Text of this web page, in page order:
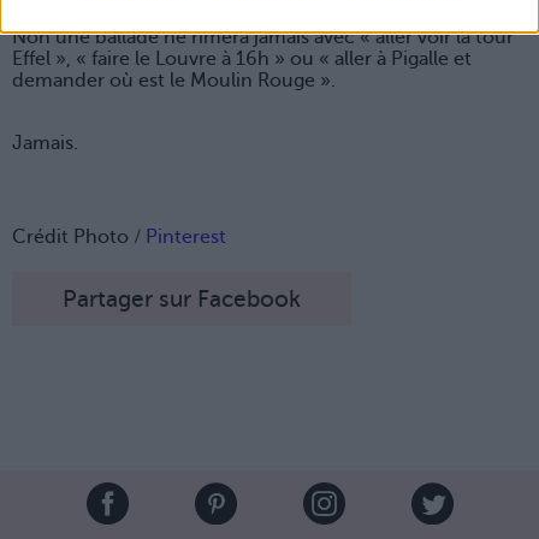
Non une ballade ne rimera jamais avec « aller voir la tour
Effel », « faire le Louvre à 16h » ou « aller à Pigalle et
demander où est le Moulin Rouge ».
Jamais.
Crédit Photo / Pinterest
Partager sur Facebook